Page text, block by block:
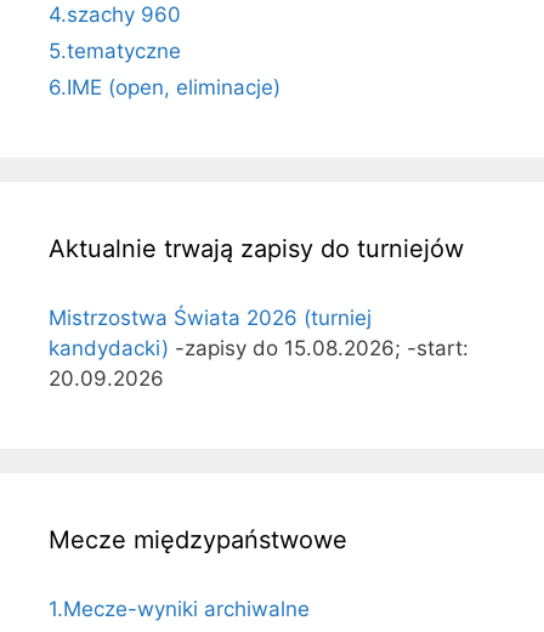
4.szachy 960
5.tematyczne
6.IME (open, eliminacje)
Aktualnie trwają zapisy do turniejów
Mistrzostwa Świata 2026 (turniej
kandydacki) -zapisy do 15.08.2026; -start:
20.09.2026
Mecze międzypaństwowe
1.Mecze-wyniki archiwalne